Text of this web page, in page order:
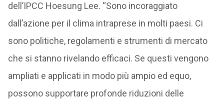
dell’IPCC Hoesung Lee. “Sono incoraggiato
dall’azione per il clima intraprese in molti paesi. Ci
sono politiche, regolamenti e strumenti di mercato
che si stanno rivelando efficaci. Se questi vengono
ampliati e applicati in modo più ampio ed equo,
possono supportare profonde riduzioni delle